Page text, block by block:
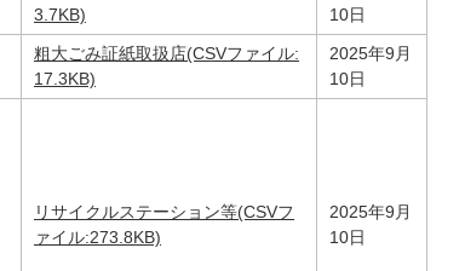
3.7KB)
10日
粗大ごみ証紙取扱店(CSVファイル:
17.3KB)
2025年9月
10日
リサイクルステーション等(CSVフ
ァイル:273.8KB)
2025年9月
10日